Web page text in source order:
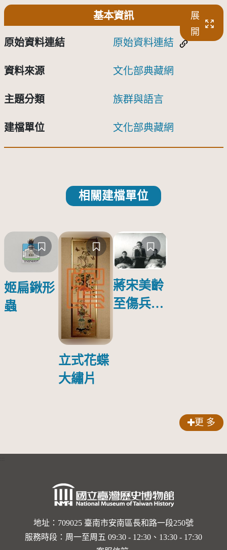
基本資訊
展
開
原始資料連結 原始資料連結
資料來源 文化部典藏網
主題分類 族群與語言
建檔單位 文化部典藏網
相關建檔單位
姬扁鍬形
蟲
立式花蝶
大繡片
蔣宋美齡
至傷兵醫
傷日本戰
更 多
地址：709025 臺南市安南區長和路一段250號
服務時段：周一至周五 09:30 - 12:30、13:30 - 17:30